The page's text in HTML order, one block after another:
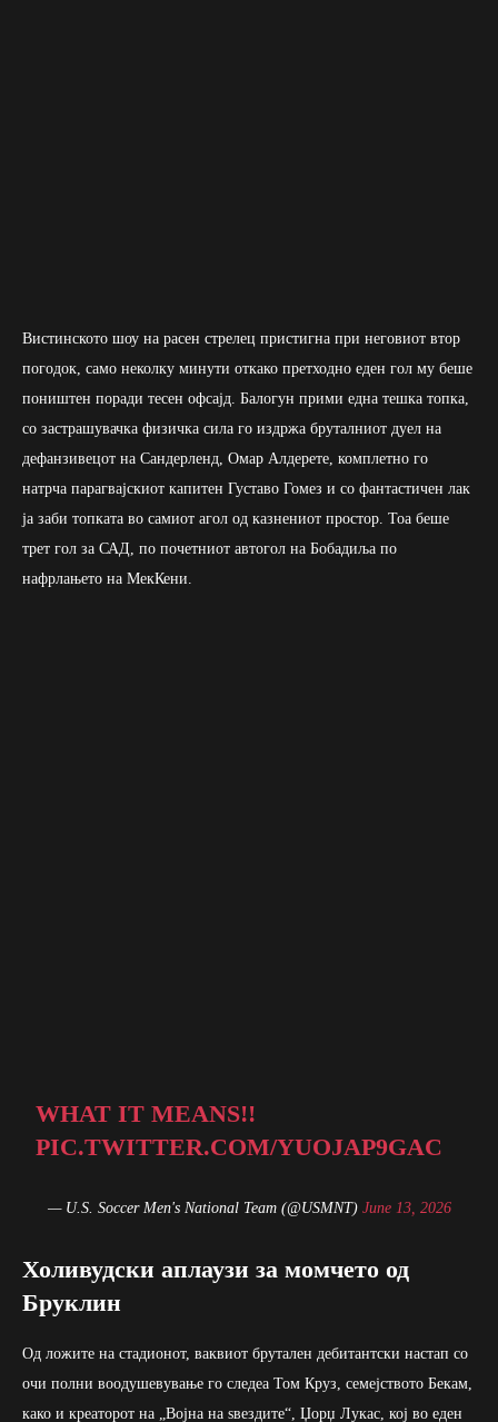
Вистинското шоу на расен стрелец пристигна при неговиот втор
погодок, само неколку минути откако претходно еден гол му беше
поништен поради тесен офсајд. Балогун прими една тешка топка,
со застрашувачка физичка сила го издржа бруталниот дуел на
дефанзивецот на Сандерленд, Омар Алдерете, комплетно го
натрча парагвајскиот капитен Густаво Гомез и со фантастичен лак
ја заби топката во самиот агол од казнениот простор. Тоа беше
трет гол за САД, по почетниот автогол на Бобадиља по
нафрлањето на МекКени.
WHAT IT MEANS!!
PIC.TWITTER.COM/YUOJAP9GAC
— U.S. Soccer Men's National Team (@USMNT) June 13, 2026
Холивудски аплаузи за момчето од
Бруклин
Од ложите на стадионот, ваквиот брутален дебитантски настап со
очи полни воодушевување го следеа Том Круз, семејството Бекам,
како и креаторот на „Војна на ѕвездите“, Џорџ Лукас, кој во еден